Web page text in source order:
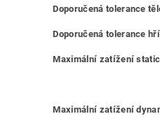
Doporučená tolerance
Doporučená tolerance
Maximální zatížení
Maximální zatížení